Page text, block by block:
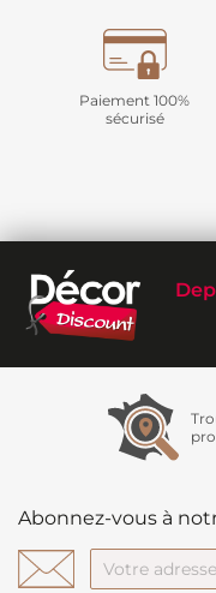
Paiement 100%
sécurisé
Abonnez-vous à